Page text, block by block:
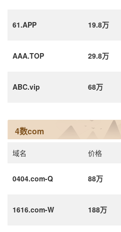
61.APP 19.8万
AAA.TOP 29.8万
ABC.vip 68万
4数com
域名 价格
0404.com-Q 88万
1616.com-W 188万